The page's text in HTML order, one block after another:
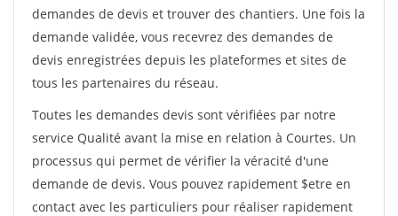
demandes de devis et trouver des chantiers. Une fois la
demande validée, vous recevrez des demandes de
devis enregistrées depuis les plateformes et sites de
tous les partenaires du réseau.
Toutes les demandes devis sont vérifiées par notre
service Qualité avant la mise en relation à Courtes. Un
processus qui permet de vérifier la véracité d'une
demande de devis. Vous pouvez rapidement $etre en
contact avec les particuliers pour réaliser rapidement